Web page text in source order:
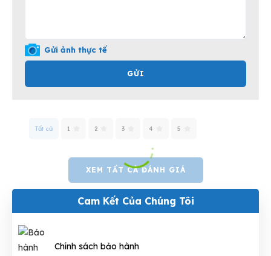
Gửi ảnh thực tế
GỬI
Tất cả 1 2 3 4 5
XEM TẤT CẢ ĐÁNH GIÁ
Cam Kết Của Chúng Tôi
Chính sách bảo hành